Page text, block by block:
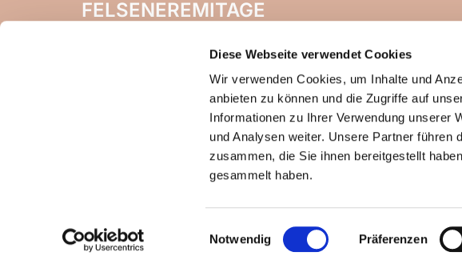
Diese Webseite verwendet Cookies
Wir verwenden Cookies, um Inhalte und
anbieten zu können und die Zugriffe auf
Informationen zu Ihrer Verwendung unserer
und Analysen weiter. Unsere Partner führen
zusammen, die Sie ihnen bereitgestellt
gesammelt haben.
Einwilligungsauswahl
Notwendig Präferenzen
FELSENEREMITAGE